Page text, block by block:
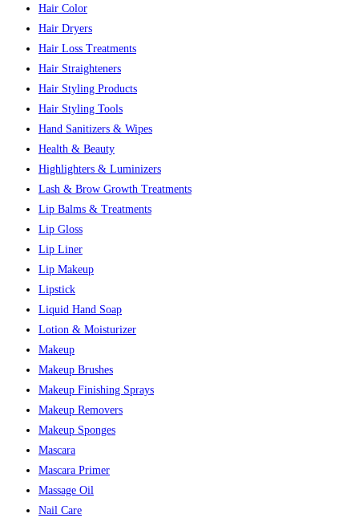
Hair Color
Hair Dryers
Hair Loss Treatments
Hair Straighteners
Hair Styling Products
Hair Styling Tools
Hand Sanitizers & Wipes
Health & Beauty
Highlighters & Luminizers
Lash & Brow Growth Treatments
Lip Balms & Treatments
Lip Gloss
Lip Liner
Lip Makeup
Lipstick
Liquid Hand Soap
Lotion & Moisturizer
Makeup
Makeup Brushes
Makeup Finishing Sprays
Makeup Removers
Makeup Sponges
Mascara
Mascara Primer
Massage Oil
Nail Care